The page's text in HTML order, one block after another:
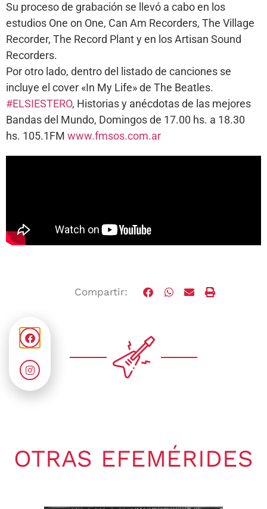
Su proceso de grabación se llevó a cabo en los
estudios One on One, Can Am Recorders, The Village
Recorder, The Record Plant y en los Artisan Sound
Recorders.
Por otro lado, dentro del listado de canciones se
incluye el cover «In My Life» de The Beatles.
#ELSIESTERO, Historias y anécdotas de las mejores
Bandas del Mundo, Domingos de 17.00 hs. a 18.30
hs. 105.1FM www.fmsos.com.ar
Compartir:
OTRAS EFEMÉRIDES